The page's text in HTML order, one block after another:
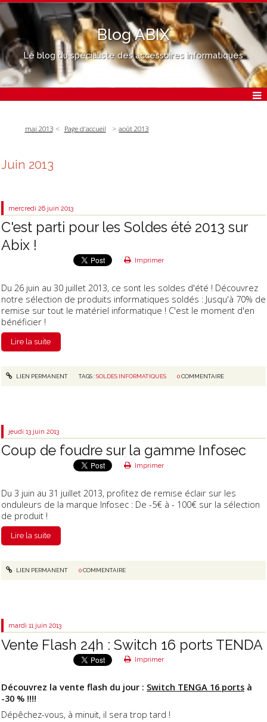
Blog ABIX
Le blog du spécialiste des accessoires informatiques
mai 2013 Page d'accueil août 2013
Juin 2013
mercredi 26 juin 2013
C'est parti pour les Soldes été 2013 sur
Abix !
Imprimer
Du 26 juin au 30 juillet 2013, ce sont les soldes d'été ! Découvrez
notre sélection de produits informatiques soldés : Jusqu'à 70% de
remise sur tout le matériel informatique ! C'est le moment d'en
bénéficier !
Lire la suite
LIEN PERMANENT TAGS :SOLDES INFORMATIQUES 0COMMENTAIRE
jeudi 13 juin 2013
Coup de foudre sur la gamme Infosec
Imprimer
Du 3 juin au 31 juillet 2013, profitez de remise éclair sur les
onduleurs de la marque Infosec : De -5€ à - 100€ sur la sélection
de produit !
Lire la suite
LIEN PERMANENT 0COMMENTAIRE
mardi 11 juin 2013
Vente Flash 24h : Switch 16 ports TENDA
Imprimer
Découvrez la vente flash du jour : Switch TENGA 16 ports à
-30 % !!!!
Dépêchez-vous, à minuit, il sera trop tard !